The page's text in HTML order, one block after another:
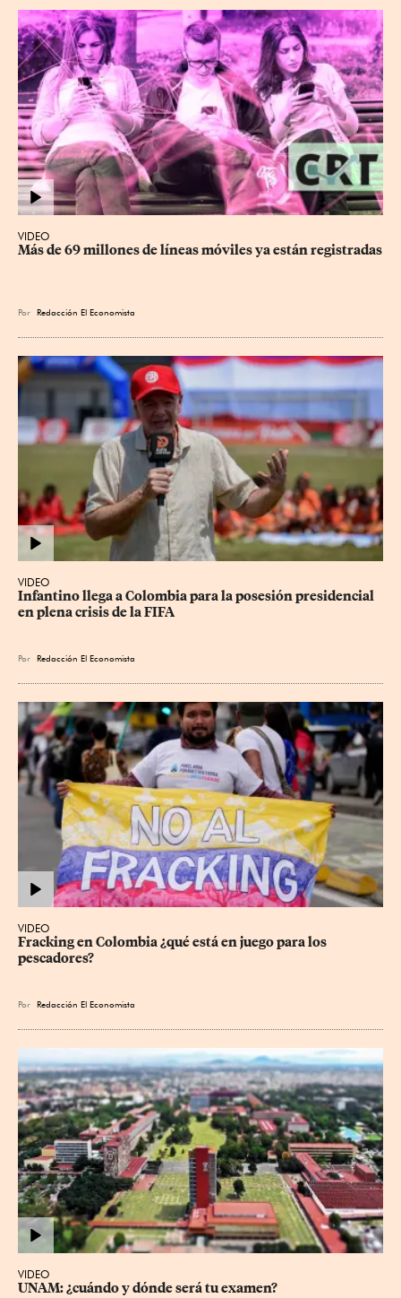
VIDEO
Más de 69 millones de líneas móviles ya están registradas
Por Redacción El Economista
VIDEO
Infantino llega a Colombia para la posesión presidencial
en plena crisis de la FIFA
Por Redacción El Economista
VIDEO
Fracking en Colombia ¿qué está en juego para los
pescadores?
Por Redacción El Economista
VIDEO
UNAM: ¿cuándo y dónde será tu examen?